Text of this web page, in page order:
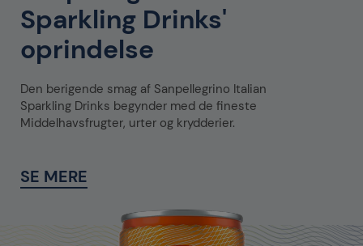
Sparkling Drinks'
oprindelse
Den berigende smag af Sanpellegrino Italian
Sparkling Drinks begynder med de fineste
Middelhavsfrugter, urter og krydderier.
SE MERE